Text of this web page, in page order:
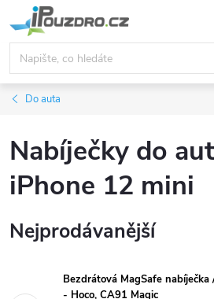
na
obsah
Do auta
Nabíječky do
iPhone 12 mini
Nejprodávanější
Bezdrátová MagSafe
- Hoco, CA91 Magic